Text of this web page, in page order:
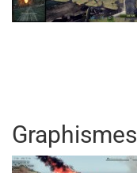
Graphismes